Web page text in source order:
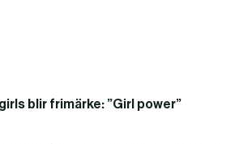
blir frimärke: ”Girl power”